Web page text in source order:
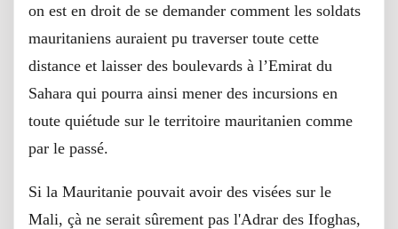
on est en droit de se demander comment les soldats
mauritaniens auraient pu traverser toute cette
distance et laisser des boulevards à l’Emirat du
Sahara qui pourra ainsi mener des incursions en
toute quiétude sur le territoire mauritanien comme
par le passé.
Si la Mauritanie pouvait avoir des visées sur le
Mali, çà ne serait sûrement pas l'Adrar des Ifoghas,